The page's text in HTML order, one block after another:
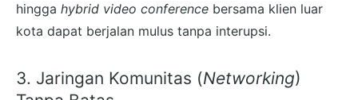
hingga hybrid video conference bersama klien luar
kota dapat berjalan mulus tanpa interupsi.
3. Jaringan Komunitas (Networking)